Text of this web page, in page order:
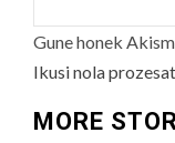
Gune honek
Ikusi nola
MORE